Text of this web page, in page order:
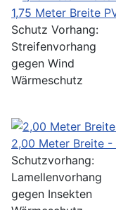
1,75 Meter Breite
Schutz Vorhang:
Streifenvorhang
gegen Wind
Wärmeschutz
2,00 Meter Breite -
Schutzvorhang:
Lamellenvorhang
gegen Insekten